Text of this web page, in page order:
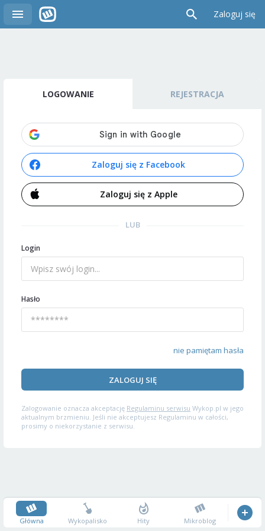
Zaloguj się
LOGOWANIE REJESTRACJA
Zaloguj się z Facebook
Zaloguj się z Apple
LUB
Login
Hasło
nie pamiętam hasła
ZALOGUJ SIĘ
Zalogowanie oznacza akceptację Regulaminu serwisu Wykop.pl w jego
aktualnym brzmieniu. Jeśli nie akceptujesz Regulaminu w całości,
prosimy o niekorzystanie z serwisu.
Główna Wykopalisko Hity Mikroblog